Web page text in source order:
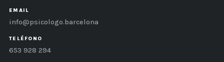
EMAIL
info@psicologo.barcelona
TELÉFONO
653 928 294